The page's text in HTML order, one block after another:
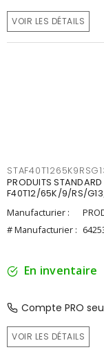
VOIR LES DÉTAILS
PRODUITS
F40T12/65K/9/RS/
Manufacturier :
# Manufacturier :
En inventaire
Compte PRO
VOIR LES DÉTAILS